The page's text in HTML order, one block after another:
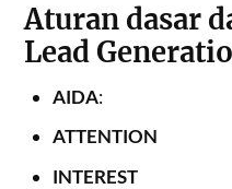
Aturan dasar
Lead
AIDA:
ATTENTION
INTEREST